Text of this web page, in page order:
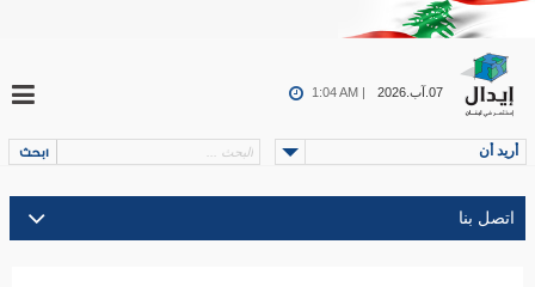
07.آب.2026 1:04 AM |
أريد أن